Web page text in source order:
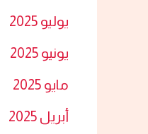
يوليو 2025
يونيو 2025
مايو 2025
أبريل 2025